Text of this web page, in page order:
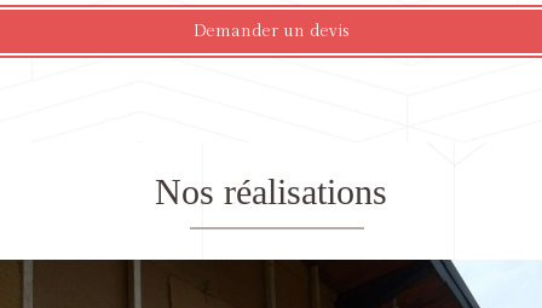
Demander un devis
Nos réalisations